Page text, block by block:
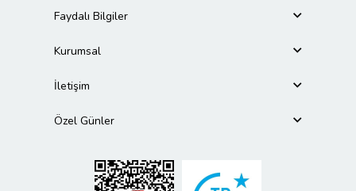
Faydalı Bilgiler
Kurumsal
İletişim
Özel Günler